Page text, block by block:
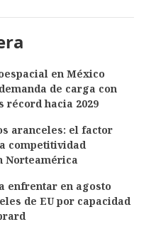
en México
de carga con
récord hacia 2029
aranceles: el factor
competitividad
Norteamérica
enfrentar en agosto
de EU por capacidad